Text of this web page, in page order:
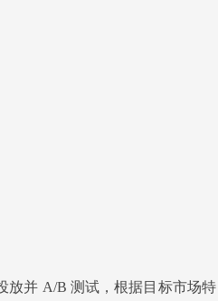
放并 A/B 测试，根据目标市场特